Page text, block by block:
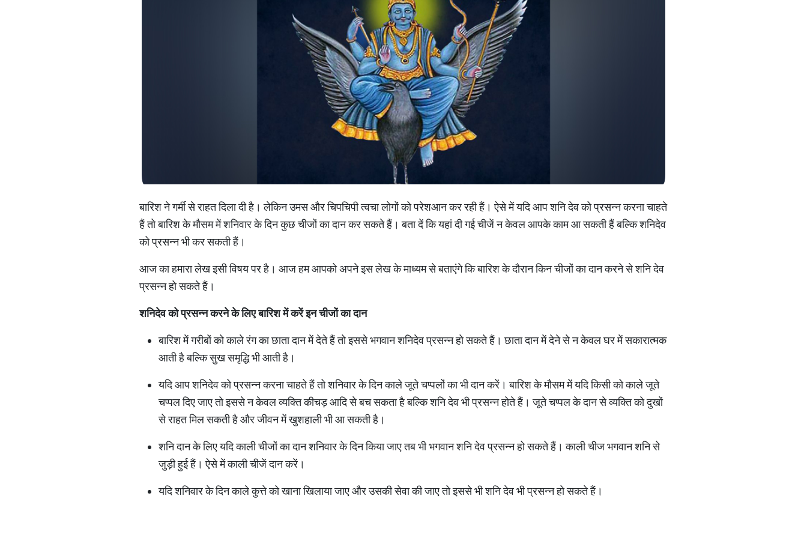
बारिश ने गर्मी से राहत दिला दी है। लेकिन उमस और चिपचिपी त्वचा लोगों को परेशआन कर रही हैं। ऐसे में यदि आप शनि देव को प्रसन्न करना चाहते
हैं तो बारिश के मौसम में शनिवार के दिन कुछ चीजों का दान कर सकते हैं। बता दें कि यहां दी गई चीजें न केवल आपके काम आ सकती हैं बल्कि शनिदेव
को प्रसन्न भी कर सकती हैं।
आज का हमारा लेख इसी विषय पर है। आज हम आपको अपने इस लेख के माध्यम से बताएंगे कि बारिश के दौरान किन चीजों का दान करने से शनि देव
प्रसन्न हो सकते हैं।
शनिदेव को प्रसन्न करने के लिए बारिश में करें इन चीजों का दान
बारिश में गरीबों को काले रंग का छाता दान में देते हैं तो इससे भगवान शनिदेव प्रसन्न हो सकते हैं। छाता दान में देने से न केवल घर में सकारात्मक
आती है बल्कि सुख समृद्धि भी आती है।
यदि आप शनिदेव को प्रसन्न करना चाहते हैं तो शनिवार के दिन काले जूते चप्पलों का भी दान करें। बारिश के मौसम में यदि किसी को काले जूते
चप्पल दिए जाए तो इससे न केवल व्यक्ति कीचड़ आदि से बच सकता है बल्कि शनि देव भी प्रसन्न होते हैं। जूते चप्पल के दान से व्यक्ति को दुखों
से राहत मिल सकती है और जीवन में खुशहाली भी आ सकती है।
शनि दान के लिए यदि काली चीजों का दान शनिवार के दिन किया जाए तब भी भगवान शनि देव प्रसन्न हो सकते हैं। काली चीज भगवान शनि से
जुड़ी हुई हैं। ऐसे में काली चीजें दान करें।
यदि शनिवार के दिन काले कुत्ते को खाना खिलाया जाए और उसकी सेवा की जाए तो इससे भी शनि देव भी प्रसन्न हो सकते हैं।